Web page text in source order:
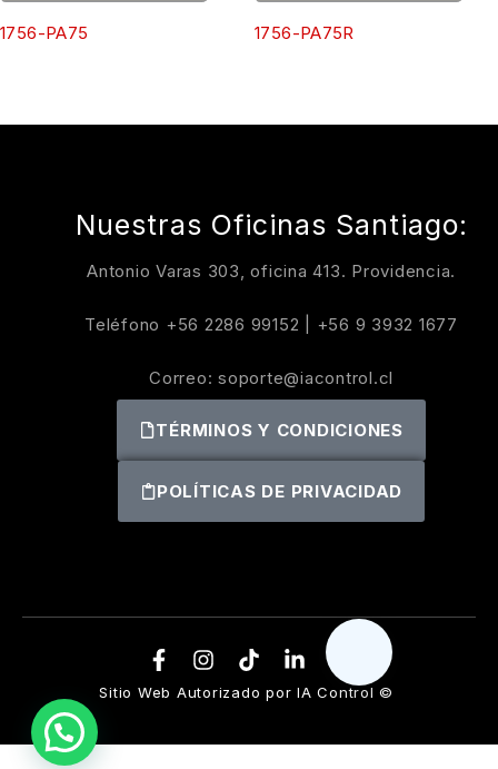
1756-PA75 1756-PA75R
Nuestras Oficinas Santiago:
Antonio Varas 303, oficina 413. Providencia.
Teléfono +56 2286 99152 +56 9 3932 1677
Correo: soporte@iacontrol.cl
TÉRMINOS Y CONDICIONES
POLÍTICAS DE PRIVACIDAD
Sitio Web Autorizado por IA Control ©